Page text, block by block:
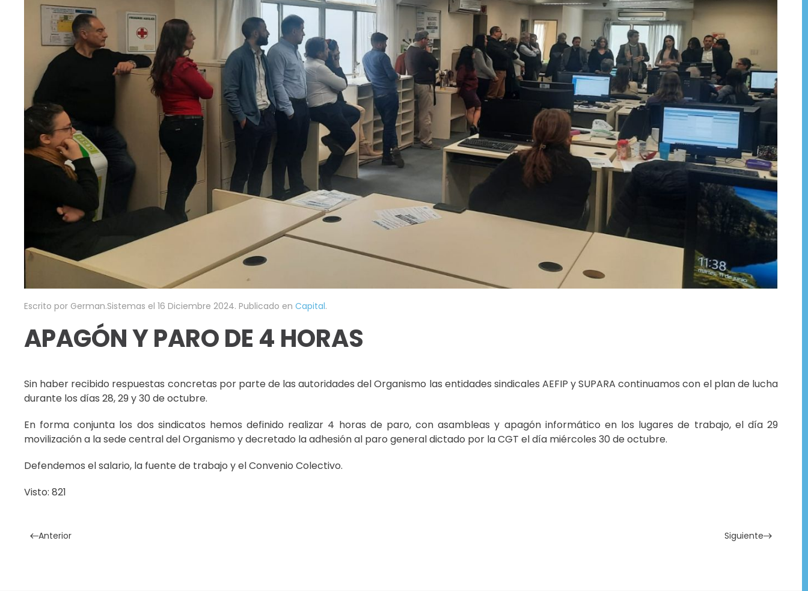
Escrito por German.Sistemas el 16 Diciembre 2024. Publicado en Capital.
APAGÓN Y PARO DE 4 HORAS
Sin haber recibido respuestas concretas por parte de las autoridades del Organismo las entidades sindicales AEFIP y SUPARA continuamos con el plan de lucha
durante los días 28, 29 y 30 de octubre.
En forma conjunta los dos sindicatos hemos definido realizar 4 horas de paro, con asambleas y apagón informático en los lugares de trabajo, el día 29
movilización a la sede central del Organismo y decretado la adhesión al paro general dictado por la CGT el día miércoles 30 de octubre.
Defendemos el salario, la fuente de trabajo y el Convenio Colectivo.
Visto: 821
Anterior Siguiente